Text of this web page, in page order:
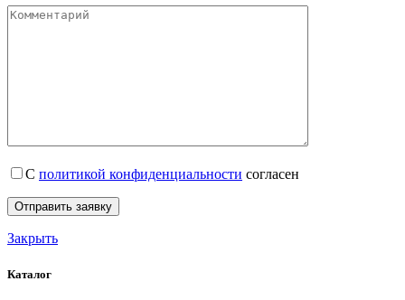
С политикой конфиденциальности согласен
Закрыть
Каталог